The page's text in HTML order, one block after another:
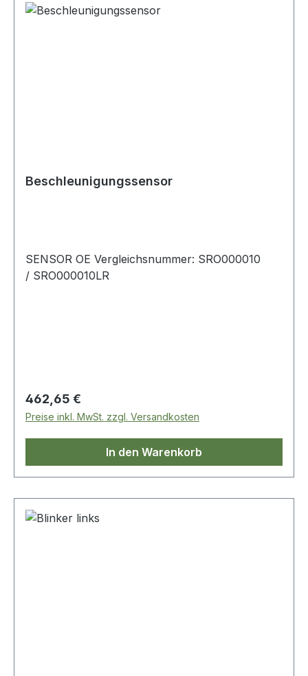
Beschleunigungssensor
SENSOR OE Vergleichsnummer: SRO000010
/ SRO000010LR
Regulärer Preis:
462,65 €
Preise inkl. MwSt. zzgl. Versandkosten
In den Warenkorb